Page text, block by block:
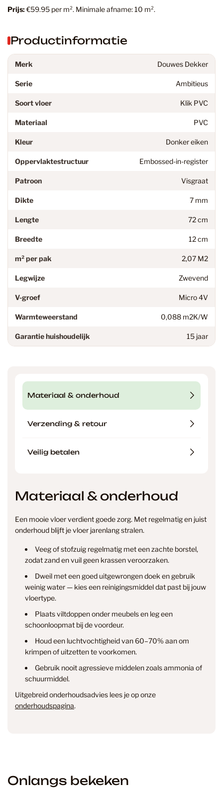
Prijs:€59.95 per m². Minimale afname: 10 m².
Productinformatie
Merk Douwes Dekker
Serie Ambitieus
Soort vloer Klik PVC
Materiaal PVC
Kleur Donker eiken
Oppervlaktestructuur Embossed-in-register
Patroon Visgraat
Dikte 7 mm
Lengte 72 cm
Breedte 12 cm
m² per pak 2,07 M2
Legwijze Zwevend
V-groef Micro 4V
Warmteweerstand 0,088 m2K/W
Garantie huishoudelijk 15 jaar
Materiaal & onderhoud
Verzending & retour
Veilig betalen
Materiaal & onderhoud
Een mooie vloer verdient goede zorg. Met regelmatig en juist
onderhoud blijft je vloer jarenlang stralen.
Veeg of stofzuig regelmatig met een zachte borstel,
zodat zand en vuil geen krassen veroorzaken.
Dweil met een goed uitgewrongen doek en gebruik
weinig water — kies een reinigingsmiddel dat past bij jouw
vloertype.
Plaats viltdoppen onder meubels en leg een
schoonloopmat bij de voordeur.
Houd een luchtvochtigheid van 60–70% aan om
krimpen of uitzetten te voorkomen.
Gebruik nooit agressieve middelen zoals ammonia of
schuurmiddel.
Uitgebreid onderhoudsadvies lees je op onze
onderhoudspagina.
info@smantvloeren.nl
Verzending & levertijd
Retourneren
& annuleren
Onlangs bekeken